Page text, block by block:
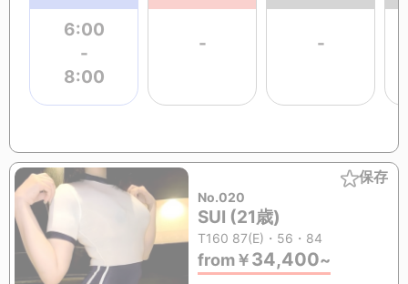
6:00
-
8:00
- -
保存
No.020
SUI (21歳)
T160 87(E)・56・84
from￥34,400~